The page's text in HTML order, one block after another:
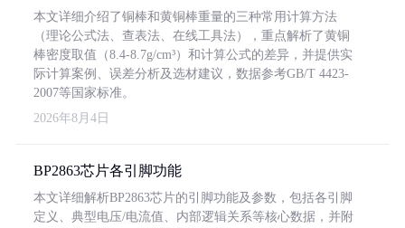
本文详细介绍了铜棒和黄铜棒重量的三种常用计算方法
（理论公式法、查表法、在线工具法），重点解析了黄铜
棒密度取值（8.4-8.7g/cm³）和计算公式的差异，并提供实
际计算案例、误差分析及选材建议，数据参考GB/T 4423-
2007等国家标准。
2026年8月4日
BP2863芯片各引脚功能
本文详细解析BP2863芯片的引脚功能及参数，包括各引脚
定义、典型电压/电流值、内部逻辑关系等核心数据，并附